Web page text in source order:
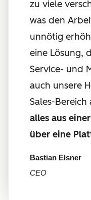
zu viele
was den
unnötig
eine Lösung,
Service- und
auch unsere
Sales-
alles aus
über eine
Bastian Elsner
CEO